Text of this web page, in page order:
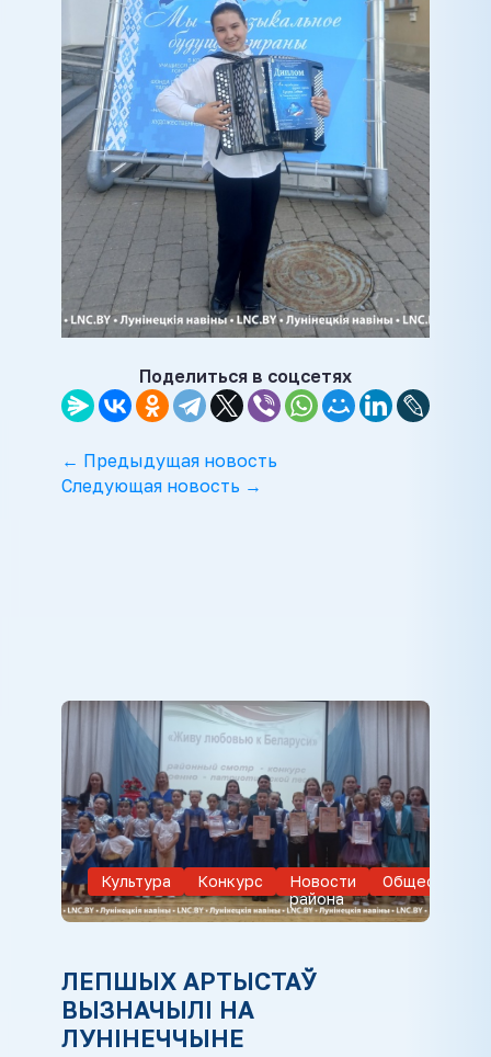
Поделиться в соцсетях
← Предыдущая новость
Следующая новость →
Культура Конкурс
Новости
района
Общество
ЛЕПШЫХ АРТЫСТАЎ
ВЫЗНАЧЫЛІ НА
ЛУНІНЕЧЧЫНЕ